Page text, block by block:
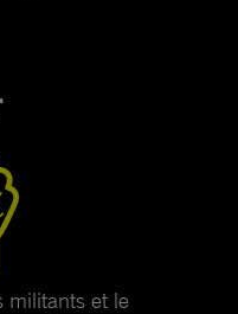
militants et le